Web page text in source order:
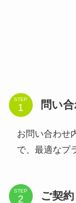
STEP 問い
お問い合わせ
で、最適なプ
STEP ご契約